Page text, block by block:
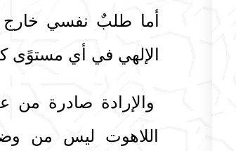
أما طلبٌ نفسي خارج
الإلهي في أي مستوًى
والإرادة صادرة من
اللاهوت ليس من